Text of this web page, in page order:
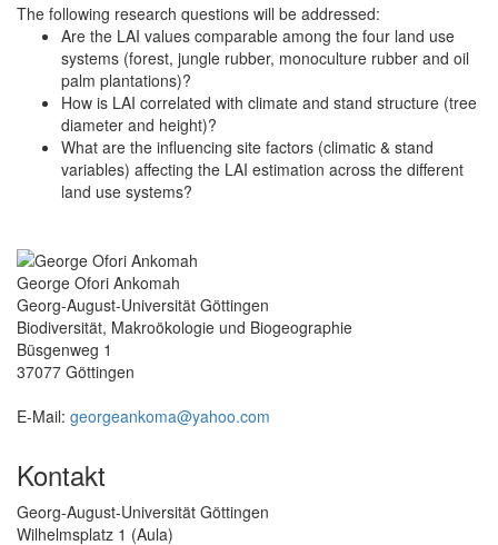
The following research questions will be addressed:
Are the LAI values comparable among the four land use
systems (forest, jungle rubber, monoculture rubber and oil
palm plantations)?
How is LAI correlated with climate and stand structure (tree
diameter and height)?
What are the influencing site factors (climatic & stand
variables) affecting the LAI estimation across the different
land use systems?
George Ofori Ankomah
Georg-August-Universität Göttingen
Biodiversität, Makroökologie und Biogeographie
Büsgenweg 1
37077 Göttingen
E-Mail: georgeankoma@yahoo.com
Kontakt
Georg-August-Universität Göttingen
Wilhelmsplatz 1 (Aula)